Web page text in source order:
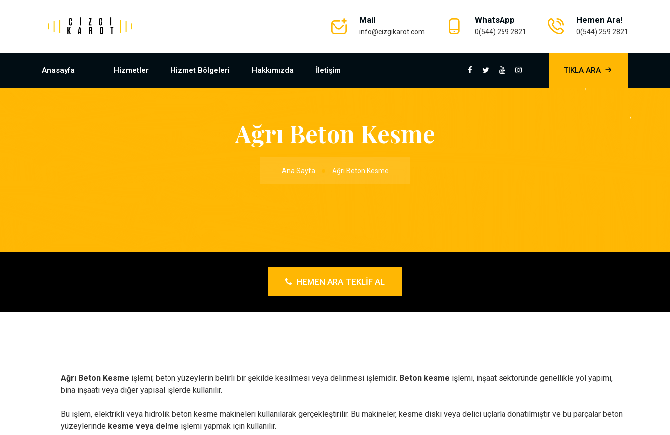
Mail
info@cizgikarot.com
WhatsApp
0(544) 259 2821
Hemen Ara!
0(544) 259 2821
Anasayfa Hizmetler Hizmet Bölgeleri Hakkımızda İletişim TIKLA ARA
Ağrı Beton Kesme
Ana Sayfa Ağrı Beton Kesme
HEMEN ARA TEKLIF AL
Ağrı Beton Kesme işlemi; beton yüzeylerin belirli bir şekilde kesilmesi veya delinmesi işlemidir. Beton kesme işlemi, inşaat sektöründe genellikle yol yapımı,
bina inşaatı veya diğer yapısal işlerde kullanılır.
Bu işlem, elektrikli veya hidrolik beton kesme makineleri kullanılarak gerçekleştirilir. Bu makineler, kesme diski veya delici uçlarla donatılmıştır ve bu parçalar beton
yüzeylerinde kesme veya delme işlemi yapmak için kullanılır.